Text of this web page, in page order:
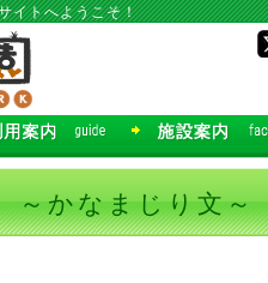
イトへようこそ！
かなまじり文～